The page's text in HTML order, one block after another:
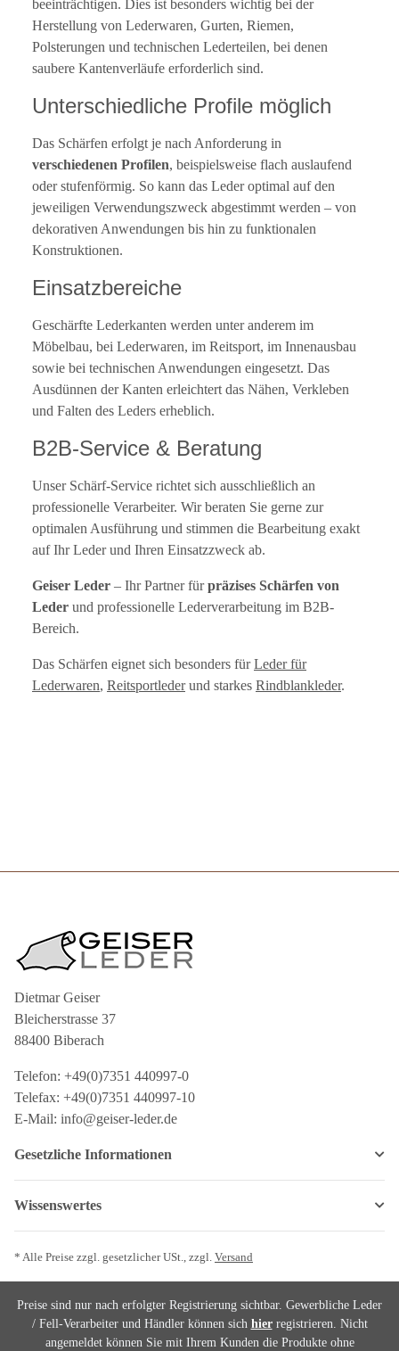
beeinträchtigen. Dies ist besonders wichtig bei der
Herstellung von Lederwaren, Gurten, Riemen,
Polsterungen und technischen Lederteilen, bei denen
saubere Kantenverläufe erforderlich sind.
Unterschiedliche Profile möglich
Das Schärfen erfolgt je nach Anforderung in
verschiedenen Profilen, beispielsweise flach auslaufend
oder stufenförmig. So kann das Leder optimal auf den
jeweiligen Verwendungszweck abgestimmt werden – von
dekorativen Anwendungen bis hin zu funktionalen
Konstruktionen.
Einsatzbereiche
Geschärfte Lederkanten werden unter anderem im
Möbelbau, bei Lederwaren, im Reitsport, im Innenausbau
sowie bei technischen Anwendungen eingesetzt. Das
Ausdünnen der Kanten erleichtert das Nähen, Verkleben
und Falten des Leders erheblich.
B2B-Service & Beratung
Unser Schärf-Service richtet sich ausschließlich an
professionelle Verarbeiter. Wir beraten Sie gerne zur
optimalen Ausführung und stimmen die Bearbeitung exakt
auf Ihr Leder und Ihren Einsatzzweck ab.
Geiser Leder – Ihr Partner fürpräzises Schärfen von
Leder und professionelle Lederverarbeitung im B2B-
Bereich.
Das Schärfen eignet sich besonders fürLeder für
Lederwaren, Reitsportlederund starkes Rindblankleder.
Dietmar Geiser
Bleicherstrasse 37
88400 Biberach
Telefon: +49(0)7351 440997-0
Telefax: +49(0)7351 440997-10
E-Mail: info@geiser-leder.de
Gesetzliche Informationen
Wissenswertes
* Alle Preise zzgl. gesetzlicher USt., zzgl. Versand
Preise sind nur nach erfolgter Registrierung sichtbar. Gewerbliche Leder
/ Fell-Verarbeiter und Händler können sich hierregistrieren. Nicht
angemeldet können Sie mit Ihrem Kunden die Produkte ohne